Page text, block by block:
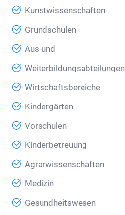
Kunstwissenschaften
Grundschulen
Aus-und
Weiterbildungsabteilungen
Wirtschaftsbereiche
Kindergärten
Vorschulen
Kinderbetreuung
Agrarwissenschaften
Medizin
Gesundheitswesen